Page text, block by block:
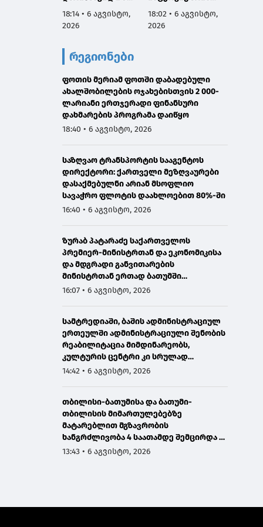
აგვისტოს
ნამდვილად
რამდენიმე კვირით
ადრე დაგეგმილ
გამოკვლევაზე
18:14 • 6 აგვისტო,
2026
სამარცხვინო
სადაც აფხაზებს
18:02 • 6 აგვისტო,
2026
რეგიონები
ფოთის მერიამ ფოთში დაბადებული
ახალშობილების ოჯახებისთვის 2 000-
ლარიანი ერთჯერადი ფინანსური
დახმარების პროგრამა დაიწყო
18:40 • 6 აგვისტო, 2026
საზღვაო ტრანსპორტის სააგენტოს
დირექტორი: ქართველი მეზღვაურები
დასაქმებულნი არიან მსოფლიო
სავაჭრო ფლოტის დაახლოებით 80%-ში
16:40 • 6 აგვისტო, 2026
ზურაბ პატარაძე საქართველოს
პრემიერ-მინისტრთან და ეკონომიკისა
და მდგრადი განვითარების
მინისტრთან ერთად ბათუმში
მნიშვნელოვან ინფრასტრუქტურულ
16:07 • 6 აგვისტო, 2026
სამტრედიაში, ბაშის ადმინისტრაციულ
ერთეულში ადმინისტრაციული შენობის
რეაბილიტაცია მიმდინარეობს,
კულტურის ცენტრი კი სრულად
განახლდა
14:42 • 6 აგვისტო, 2026
თბილისი-ბათუმისა და ბათუმი-
თბილისის მიმართულებებზე
მატარებლით მგზავრობის
ხანგრძლივობა 4 საათამდე შემცირდა -
თბილისი-ბათუმი-თბილისის
13:43 • 6 აგვისტო, 2026